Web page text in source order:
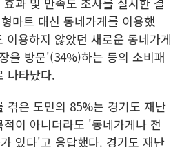
마트 대신 동네가게를 이용했
용하지 않았던 새로운 동네가게
을 방문'(34%)하는 등의 소비패
나타났다.
겪은 도민의 85%는 경기도 재난
이 아니더라도 '동네가게나 전
있다'고 응답했다. 경기도 재난